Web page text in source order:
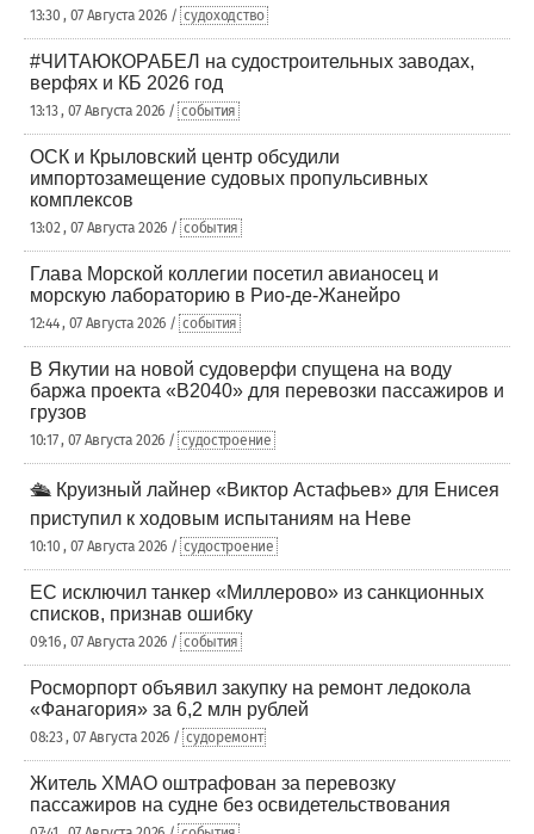
13:30 , 07 Августа 2026 / судоходство
#ЧИТАЮКОРАБЕЛ на судостроительных заводах,
верфях и КБ 2026 год
13:13 , 07 Августа 2026 / события
ОСК и Крыловский центр обсудили
импортозамещение судовых пропульсивных
комплексов
13:02 , 07 Августа 2026 / события
Глава Морской коллегии посетил авианосец и
морскую лабораторию в Рио-де-Жанейро
12:44 , 07 Августа 2026 / события
В Якутии на новой судоверфи спущена на воду
баржа проекта «В2040» для перевозки пассажиров и
грузов
10:17 , 07 Августа 2026 / судостроение
🛳️ Круизный лайнер «Виктор Астафьев» для Енисея
приступил к ходовым испытаниям на Неве
10:10 , 07 Августа 2026 / судостроение
ЕС исключил танкер «Миллерово» из санкционных
списков, признав ошибку
09:16 , 07 Августа 2026 / события
Росморпорт объявил закупку на ремонт ледокола
«Фанагория» за 6,2 млн рублей
08:23 , 07 Августа 2026 / судоремонт
Житель ХМАО оштрафован за перевозку
пассажиров на судне без освидетельствования